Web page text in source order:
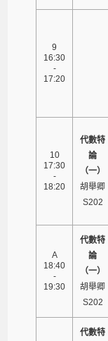
9
16:30
-
17:20
10
17:30
-
18:20
代數特
論
（一）
胡舉卿
S202
A
18:40
-
19:30
代數特
論
（一）
胡舉卿
S202
代數特